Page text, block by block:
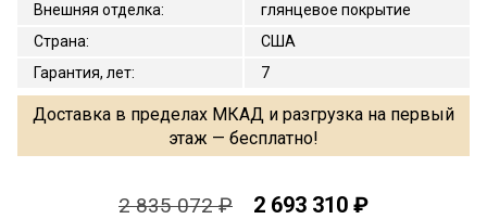
Внешняя отделка:
глянцевое покрытие
Страна:
США
Гарантия, лет: 7
Доставка в пределах МКАД и разгрузка на первый
этаж — бесплатно!
2 835 072 ₽ 2 693 310 ₽